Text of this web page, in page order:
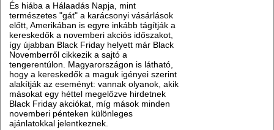
És hiába a Hálaadás Napja, mint
természetes "gát" a karácsonyi vásárlások
előtt, Amerikában is egyre inkább tágítják a
kereskedők a novemberi akciós időszakot,
így újabban Black Friday helyett már Black
Novemberről cikkezik a sajtó a
tengerentúlon. Magyarországon is látható,
hogy a kereskedők a maguk igényei szerint
alakítják az eseményt: vannak olyanok, akik
másokat egy héttel megelőzve hirdetnek
Black Friday akciókat, míg mások minden
novemberi pénteken különleges
ajánlatokkal jelentkeznek.